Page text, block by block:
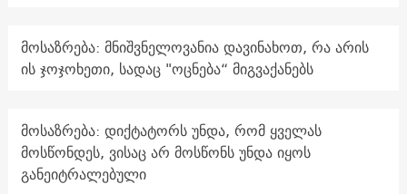
მოსაზრება: მნიშვნელოვანია დავინახოთ, რა არის
ის ჯოჯოხეთი, სადაც "ოცნება“ მიგვაქანებს
მოსაზრება: დიქტატორს უნდა, რომ ყველას
მოსწონდეს, ვისაც არ მოსწონს უნდა იყოს
განეიტრალებული